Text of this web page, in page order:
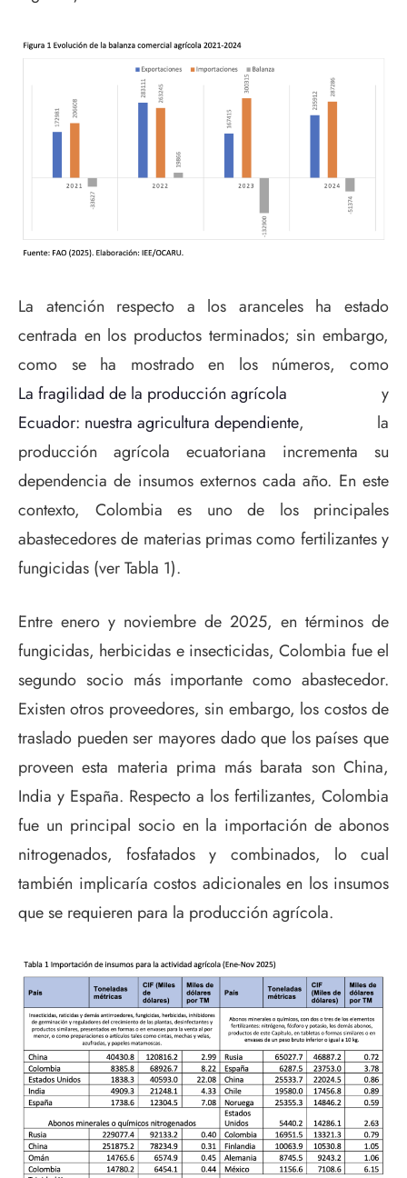
La atención respecto a los aranceles ha estado
centrada en los productos terminados; sin embargo,
como se ha mostrado en los números, como
La fragilidad de la producción agrícola y
Ecuador: nuestra agricultura dependiente, la
producción agrícola ecuatoriana incrementa su
dependencia de insumos externos cada año. En este
contexto, Colombia es uno de los principales
abastecedores de materias primas como fertilizantes y
fungicidas (ver Tabla 1).
Entre enero y noviembre de 2025, en términos de
fungicidas, herbicidas e insecticidas, Colombia fue el
segundo socio más importante como abastecedor.
Existen otros proveedores, sin embargo, los costos de
traslado pueden ser mayores dado que los países que
proveen esta materia prima más barata son China,
India y España. Respecto a los fertilizantes, Colombia
fue un principal socio en la importación de abonos
nitrogenados, fosfatados y combinados, lo cual
también implicaría costos adicionales en los insumos
que se requieren para la producción agrícola.